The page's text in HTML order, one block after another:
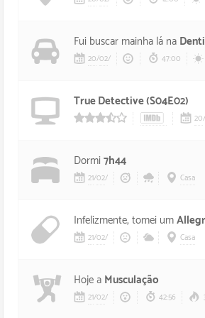
Fui buscar mainha lá na
20/02/ 47:00
True Detective (S04E02)
35/5 estrelas 20/
Dormi7h44
21/02/ Casa
Infelizmente, tomei um
21/02/ Casa
Hoje a Musculação
21/02/ 42:56